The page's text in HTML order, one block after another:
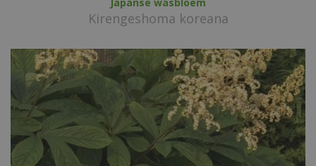
Kirengeshoma koreana